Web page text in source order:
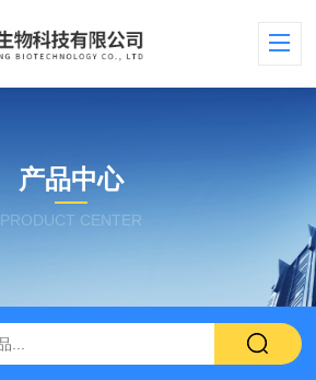
产品中心
PRODUCT CENTER